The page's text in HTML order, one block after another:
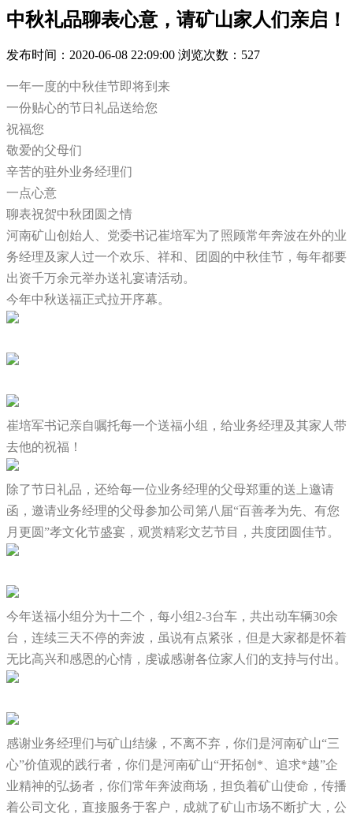
中秋礼品聊表心意，请矿山家人们亲启！
发布时间：2020-06-08 22:09:00 浏览次数： 527
一年一度的中秋佳节即将到来
一份贴心的节日礼品送给您
祝福您
敬爱的父母们
辛苦的驻外业务经理们
一点心意
聊表祝贺中秋团圆之情
河南矿山创始人、党委书记崔培军为了照顾常年奔波在外的业
务经理及家人过一个欢乐、祥和、团圆的中秋佳节，每年都要
出资千万余元举办送礼宴请活动。
今年中秋送福正式拉开序幕。
崔培军书记亲自嘱托每一个送福小组，给业务经理及其家人带
去他的祝福！
除了节日礼品，还给每一位业务经理的父母郑重的送上邀请
函，邀请业务经理的父母参加公司第八届“百善孝为先、有您
月更圆”孝文化节盛宴，观赏精彩文艺节目，共度团圆佳节。
今年送福小组分为十二个，每小组2-3台车，共出动车辆30余
台，连续三天不停的奔波，虽说有点紧张，但是大家都是怀着
无比高兴和感恩的心情，虔诚感谢各位家人们的支持与付出。
感谢业务经理们与矿山结缘，不离不弃，你们是河南矿山“三
心”价值观的践行者，你们是河南矿山“开拓创*、追求*越”企
业精神的弘扬者，你们常年奔波商场，担负着矿山使命，传播
着公司文化，直接服务于客户，成就了矿山市场不断扩大，公